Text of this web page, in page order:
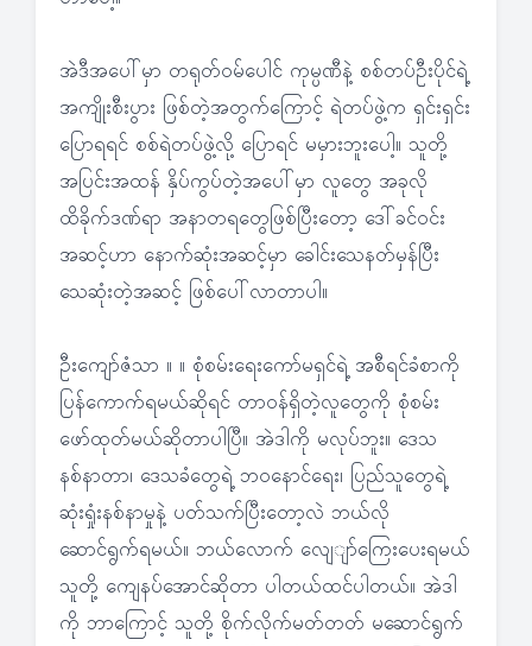
အဲဒီအပေါ်မှာ တရုတ်ဝမ်ပေါင် ကုမ္ပဏီနဲ့ စစ်တပ်ဦးပိုင်ရဲ့
အကျိုးစီးပွား ဖြစ်တဲ့အတွက်ကြောင့် ရဲတပ်ဖွဲ့က ရှင်းရှင်း
ပြောရရင် စစ်ရဲတပ်ဖွဲ့လို့ ပြောရင် မမှားဘူးပေါ့။ သူတို့
အပြင်းအထန် နှိပ်ကွပ်တဲ့အပေါ်မှာ လူတွေ အခုလို
ထိခိုက်ဒဏ်ရာ အနာတရတွေဖြစ်ပြီးတော့ ဒေါ်ခင်ဝင်း
အဆင့်ဟာ နောက်ဆုံးအဆင့်မှာ ခေါင်းသေနတ်မှန်ပြီး
သေဆုံးတဲ့အဆင့် ဖြစ်ပေါ်လာတာပါ။
ဦးကျော်ဇံသာ ။ ။ စုံစမ်းရေးကော်မရှင်ရဲ့ အစီရင်ခံစာကို
ပြန်ကောက်ရမယ်ဆိုရင် တာဝန်ရှိတဲ့လူတွေကို စုံစမ်း
ဖော်ထုတ်မယ်ဆိုတာပါပြီ။ အဲဒါကို မလုပ်ဘူး။ ဒေသ
နစ်နာတာ၊ ဒေသခံတွေရဲ့ ဘဝနောင်ရေး၊ ပြည်သူတွေရဲ့
ဆုံးရှုံးနစ်နာမှုနဲ့ ပတ်သက်ပြီးတော့လဲ ဘယ်လို
ဆောင်ရွက်ရမယ်။ ဘယ်လောက် လျေျာ်ကြေးပေးရမယ်
သူတို့ ကျေနပ်အောင်ဆိုတာ ပါတယ်ထင်ပါတယ်။ အဲဒါ
ကို ဘာကြောင့် သူတို့ စိုက်လိုက်မတ်တတ် မဆောင်ရွက်